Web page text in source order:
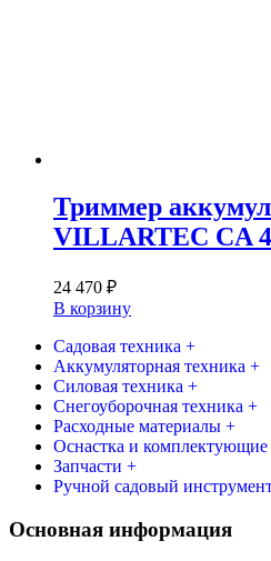
Триммер
VILLARTEC CA
24 470 ₽
В корзину
Садовая техника +
Аккумуляторная техника +
Силовая техника +
Снегоуборочная техника +
Расходные материалы +
Оснастка и комплектующие
Запчасти +
Ручной садовый
Основная информация